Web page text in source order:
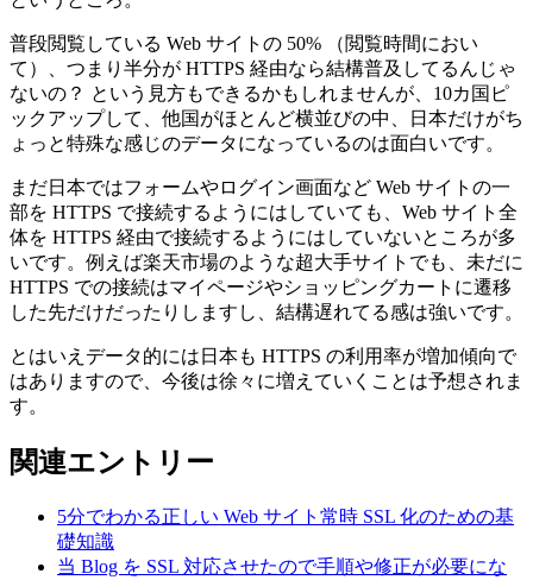
普段閲覧している Web サイトの 50% （閲覧時間におい
て）、つまり半分が HTTPS 経由なら結構普及してるんじゃ
ないの？ という見方もできるかもしれませんが、10カ国ピ
ックアップして、他国がほとんど横並びの中、日本だけがち
ょっと特殊な感じのデータになっているのは面白いです。
まだ日本ではフォームやログイン画面など Web サイトの一
部を HTTPS で接続するようにはしていても、Web サイト全
体を HTTPS 経由で接続するようにはしていないところが多
いです。例えば楽天市場のような超大手サイトでも、未だに
HTTPS での接続はマイページやショッピングカートに遷移
した先だけだったりしますし、結構遅れてる感は強いです。
とはいえデータ的には日本も HTTPS の利用率が増加傾向で
はありますので、今後は徐々に増えていくことは予想されま
す。
関連エントリー
5分でわかる正しい Web サイト常時 SSL 化のための基
礎知識
当 Blog を SSL 対応させたので手順や修正が必要にな